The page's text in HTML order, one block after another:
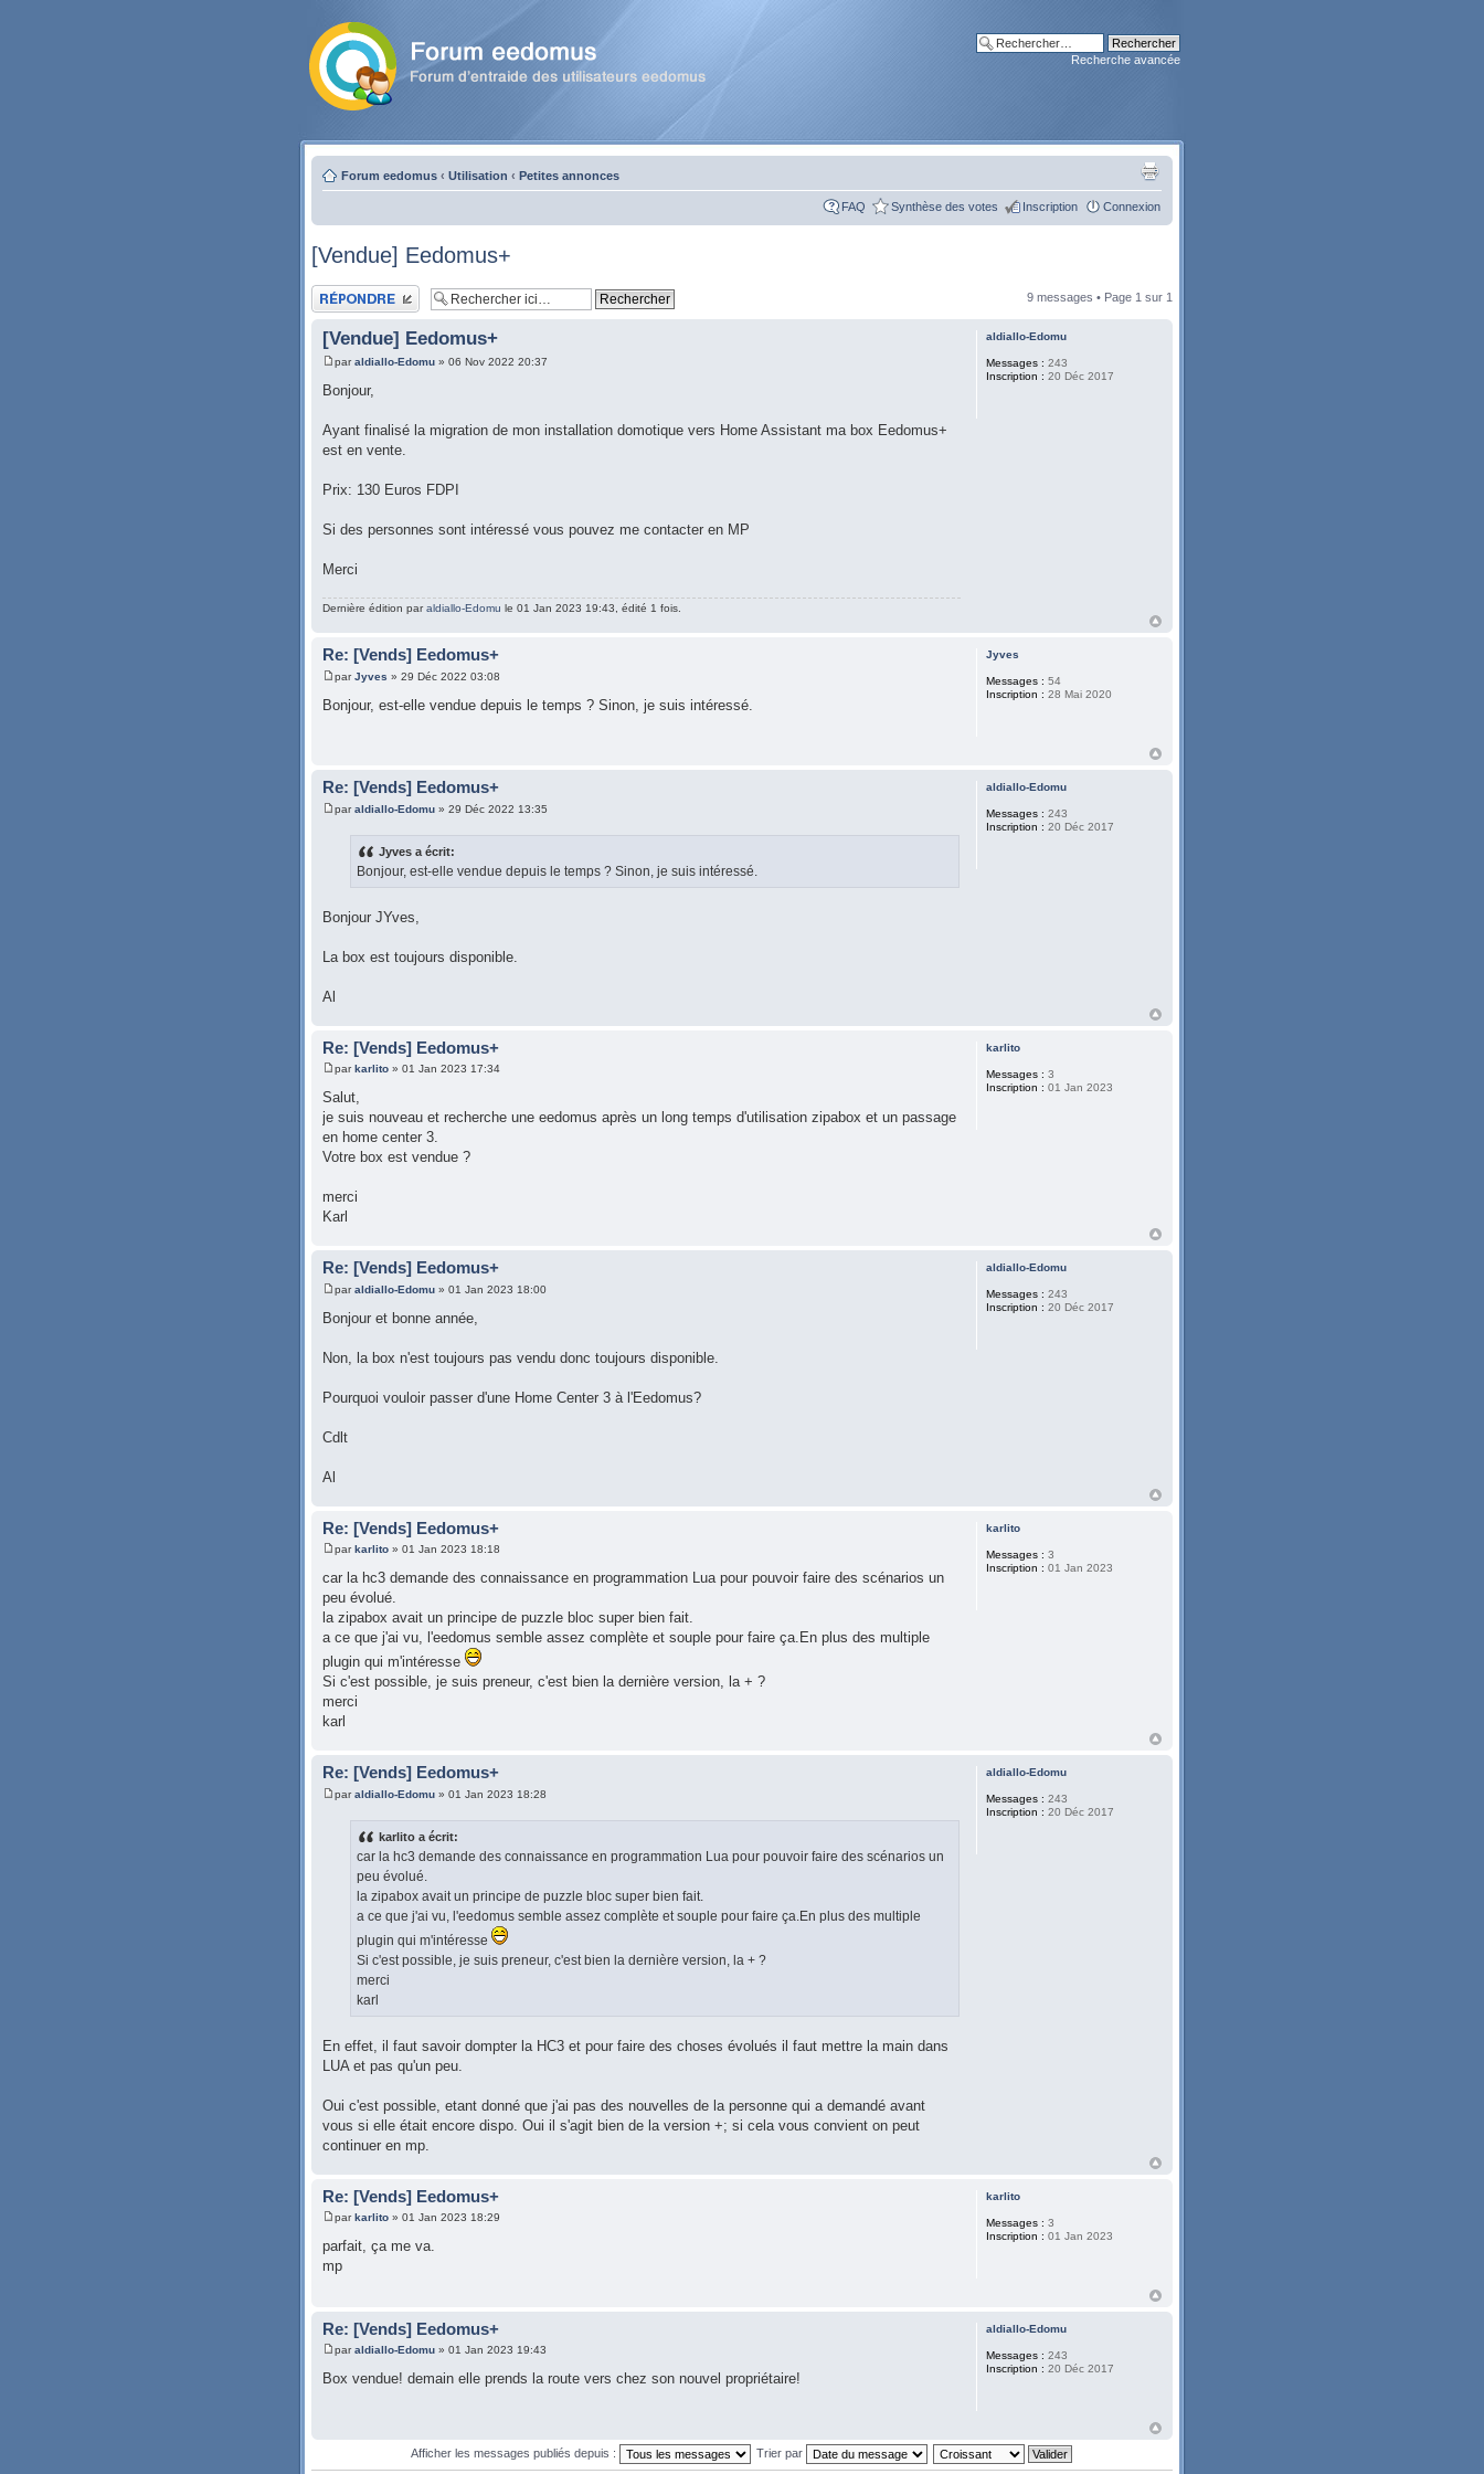
Recherche avancée
Forum eedomus ‹ Utilisation ‹ Petites annonces
FAQ Synthèse des votes Inscription Connexion
[Vendue] Eedomus+
Publier une réponse 9 messages • Page 1 sur 1
[Vendue] Eedomus+
paraldiallo-Edomu » 06 Nov 2022 20:37
Bonjour,
Ayant finalisé la migration de mon installation domotique vers Home Assistant ma box Eedomus+
est en vente.
Prix: 130 Euros FDPI
Si des personnes sont intéressé vous pouvez me contacter en MP
Merci
Dernière édition paraldiallo-Edomu le 01 Jan 2023 19:43, édité 1 fois.
aldiallo-Edomu
Messages : 243
Inscription : 20 Déc 2017
Re: [Vends] Eedomus+
parJyves » 29 Déc 2022 03:08
Bonjour, est-elle vendue depuis le temps ? Sinon, je suis intéressé.
Jyves
Messages : 54
Inscription : 28 Mai 2020
Re: [Vends] Eedomus+
paraldiallo-Edomu » 29 Déc 2022 13:35
Jyves a écrit:
Bonjour, est-elle vendue depuis le temps ? Sinon, je suis intéressé.
Bonjour JYves,
La box est toujours disponible.
Al
aldiallo-Edomu
Messages : 243
Inscription : 20 Déc 2017
Re: [Vends] Eedomus+
parkarlito » 01 Jan 2023 17:34
Salut,
je suis nouveau et recherche une eedomus après un long temps d'utilisation zipabox et un passage
en home center 3.
Votre box est vendue ?
merci
Karl
karlito
Messages : 3
Inscription : 01 Jan 2023
Re: [Vends] Eedomus+
paraldiallo-Edomu » 01 Jan 2023 18:00
Bonjour et bonne année,
Non, la box n'est toujours pas vendu donc toujours disponible.
Pourquoi vouloir passer d'une Home Center 3 à l'Eedomus?
Cdlt
Al
aldiallo-Edomu
Messages : 243
Inscription : 20 Déc 2017
Re: [Vends] Eedomus+
parkarlito » 01 Jan 2023 18:18
car la hc3 demande des connaissance en programmation Lua pour pouvoir faire des scénarios un
peu évolué.
la zipabox avait un principe de puzzle bloc super bien fait.
a ce que j'ai vu, l'eedomus semble assez complète et souple pour faire ça.En plus des multiple
plugin qui m'intéresse
Si c'est possible, je suis preneur, c'est bien la dernière version, la + ?
merci
karl
karlito
Messages : 3
Inscription : 01 Jan 2023
Re: [Vends] Eedomus+
paraldiallo-Edomu » 01 Jan 2023 18:28
karlito a écrit:
car la hc3 demande des connaissance en programmation Lua pour pouvoir faire des scénarios un
peu évolué.
la zipabox avait un principe de puzzle bloc super bien fait.
a ce que j'ai vu, l'eedomus semble assez complète et souple pour faire ça.En plus des multiple
plugin qui m'intéresse
Si c'est possible, je suis preneur, c'est bien la dernière version, la + ?
merci
karl
En effet, il faut savoir dompter la HC3 et pour faire des choses évolués il faut mettre la main dans
LUA et pas qu'un peu.
Oui c'est possible, etant donné que j'ai pas des nouvelles de la personne qui a demandé avant
vous si elle était encore dispo. Oui il s'agit bien de la version +; si cela vous convient on peut
continuer en mp.
aldiallo-Edomu
Messages : 243
Inscription : 20 Déc 2017
Re: [Vends] Eedomus+
par karlito » 01 Jan 2023 18:29
parfait, ça me va.
mp
karlito
Messages : 3
Inscription : 01 Jan 2023
Re: [Vends] Eedomus+
paraldiallo-Edomu » 01 Jan 2023 19:43
Box vendue! demain elle prends la route vers chez son nouvel propriétaire!
aldiallo-Edomu
Messages : 243
Inscription : 20 Déc 2017
Afficher les messages publiés depuis : Trier par